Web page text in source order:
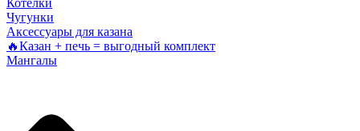
Котелки
Чугунки
Аксессуары для казана
🔥Казан + печь = выгодный комплект
Мангалы